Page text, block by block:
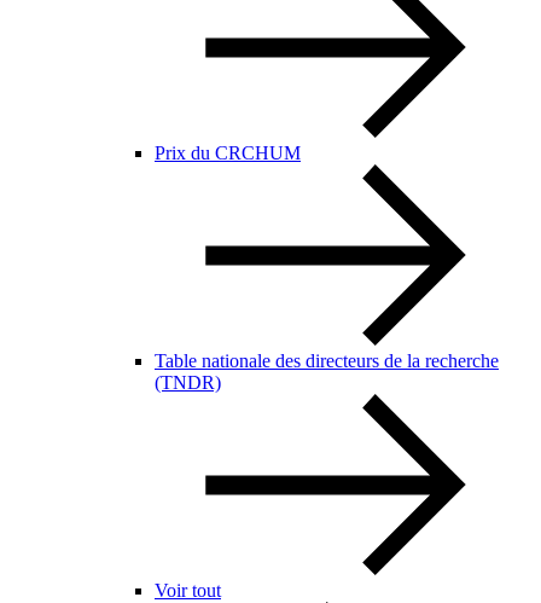
Prix du CRCHUM
Table nationale des directeurs de la recherche
(TNDR)
Voir tout